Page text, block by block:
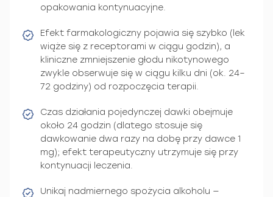
opakowania kontynuacyjne.
Efekt farmakologiczny pojawia się szybko (lek
wiąże się z receptorami w ciągu godzin), a
kliniczne zmniejszenie głodu nikotynowego
zwykle obserwuje się w ciągu kilku dni (ok. 24–
72 godziny) od rozpoczęcia terapii.
Czas działania pojedynczej dawki obejmuje
około 24 godzin (dlatego stosuje się
dawkowanie dwa razy na dobę przy dawce 1
mg); efekt terapeutyczny utrzymuje się przy
kontynuacji leczenia.
Unikaj nadmiernego spożycia alkoholu —